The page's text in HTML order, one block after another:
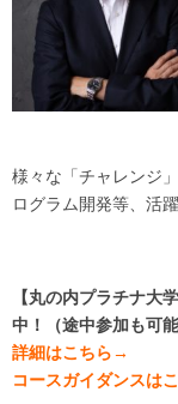
様々な「チャレンジ
ログラム開発等、活
【丸の内プラチナ大
中！（途中参加も可能
詳細はこちら→
コースガイダンスは